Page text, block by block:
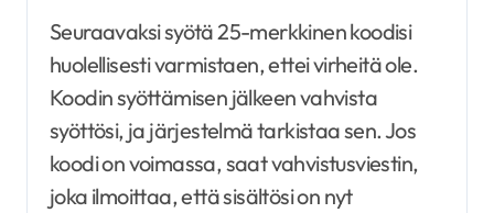
Seuraavaksi syötä 25-merkkinen koodisi
huolellisesti varmistaen, ettei virheitä ole.
Koodin syöttämisen jälkeen vahvista
syöttösi, ja järjestelmä tarkistaa sen. Jos
koodi on voimassa, saat vahvistusviestin,
joka ilmoittaa, että sisältösi on nyt